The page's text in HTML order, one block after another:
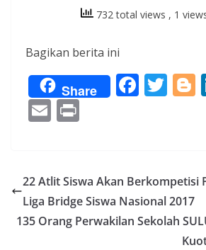
732 total views , 1
Bagikan berita ini
Share F
o
o
k
T
E
l
22 Atlit Siswa Akan Berkompetisi
Liga Bridge Siswa Nasional 2017
135 Orang Perwakilan Sekolah